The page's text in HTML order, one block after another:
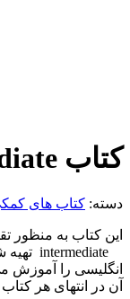
کتاب word skills intermediate
دسته: کتاب های
این کتاب به منظور
انگلیسی را آموزش
آن در انتهای هر